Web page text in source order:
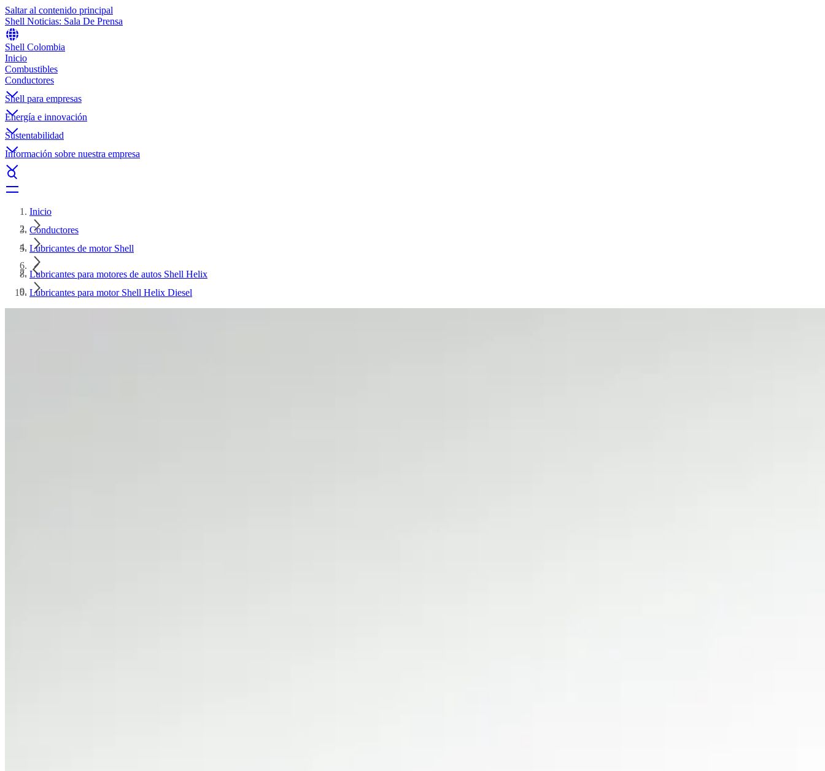
Saltar al contenido principal
Shell Noticias: Sala De Prensa
Shell Colombia
Inicio
Combustibles
Conductores
Shell para empresas
Energía e innovación
Sustentabilidad
Información sobre nuestra empresa
Inicio
Conductores
Lubricantes de motor Shell
Lubricantes para motores de autos Shell Helix
Lubricantes para motor Shell Helix Diesel